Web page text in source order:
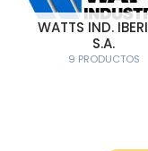
WATTS IND.
S.A.
9 PRODUCTOS